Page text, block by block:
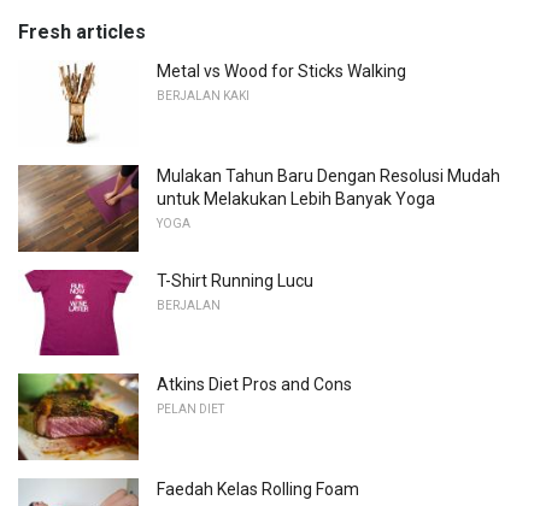
Fresh articles
Metal vs Wood for Sticks Walking
BERJALAN KAKI
Mulakan Tahun Baru Dengan Resolusi Mudah
untuk Melakukan Lebih Banyak Yoga
YOGA
T-Shirt Running Lucu
BERJALAN
Atkins Diet Pros and Cons
PELAN DIET
Faedah Kelas Rolling Foam